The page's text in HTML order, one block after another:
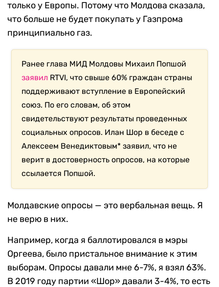
только у Европы. Потому что Молдова сказала,
что больше не будет покупать у Газпрома
принципиально газ.
Ранее глава МИД Молдовы Михаил Попшой
заявил RTVI, что свыше 60% граждан страны
поддерживают вступление в Европейский
союз. По его словам, об этом
свидетельствуют результаты проведенных
социальных опросов. Илан Шор в беседе с
Алексеем Венедиктовым* заявил, что не
верит в достоверность опросов, на которые
ссылается Попшой.
Молдавские опросы — это вербальная вещь. Я
не верю в них.
Например, когда я баллотировался в мэры
Оргеева, было пристальное внимание к этим
выборам. Опросы давали мне 6-7%, я взял 63%.
В 2019 году партии «Шор» давали 3-4%, то есть